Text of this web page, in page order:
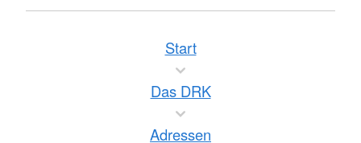
Start
Das DRK
Adressen